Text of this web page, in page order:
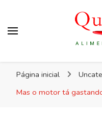
dos
Página inicial
Mas o motor tá